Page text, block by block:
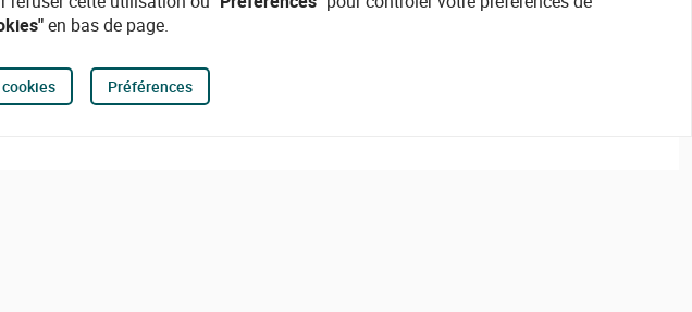
en bas de page.
Préférences